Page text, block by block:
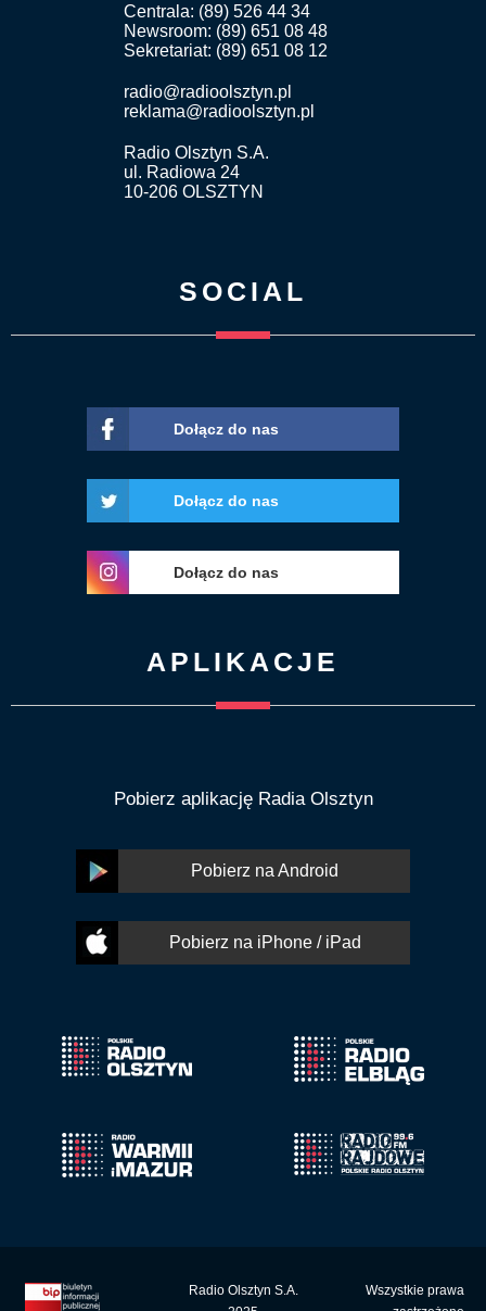
Centrala: (89) 526 44 34
Newsroom: (89) 651 08 48
Sekretariat: (89) 651 08 12
radio@radioolsztyn.pl
reklama@radioolsztyn.pl
Radio Olsztyn S.A.
ul. Radiowa 24
10-206 OLSZTYN
SOCIAL
Dołącz do nas
Dołącz do nas
Dołącz do nas
APLIKACJE
Pobierz aplikację Radia Olsztyn
Pobierz na Android
Pobierz na iPhone / iPad
Radio Olsztyn S.A.
Wszystkie prawa